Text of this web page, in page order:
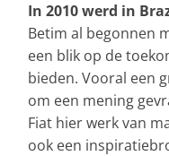
In 2010 werd in
Betim al begonnen
een blik op de
bieden. Vooral een
om een mening
Fiat hier werk van
ook een